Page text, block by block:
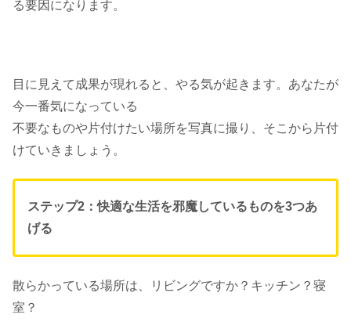
る要因になります。
目に見えて成果が現れると、やる気が起きます。あなたが
今一番気になっている
不要なものや片付けたい場所を写真に撮り、そこから片付
けていきましょう。
ステップ2：快適な生活を邪魔しているものを3つあ
げる
散らかっている場所は、リビングですか？キッチン？寝
室？